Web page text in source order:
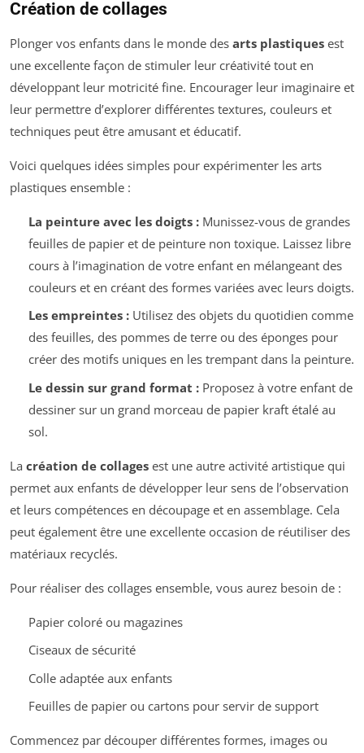
Création de collages
Plonger vos enfants dans le monde des arts plastiques est
une excellente façon de stimuler leur créativité tout en
développant leur motricité fine. Encourager leur imaginaire et
leur permettre d’explorer différentes textures, couleurs et
techniques peut être amusant et éducatif.
Voici quelques idées simples pour expérimenter les arts
plastiques ensemble :
La peinture avec les doigts :Munissez-vous de grandes
feuilles de papier et de peinture non toxique. Laissez libre
cours à l’imagination de votre enfant en mélangeant des
couleurs et en créant des formes variées avec leurs doigts.
Les empreintes :Utilisez des objets du quotidien comme
des feuilles, des pommes de terre ou des éponges pour
créer des motifs uniques en les trempant dans la peinture.
Le dessin sur grand format :Proposez à votre enfant de
dessiner sur un grand morceau de papier kraft étalé au
sol.
La création de collages est une autre activité artistique qui
permet aux enfants de développer leur sens de l’observation
et leurs compétences en découpage et en assemblage. Cela
peut également être une excellente occasion de réutiliser des
matériaux recyclés.
Pour réaliser des collages ensemble, vous aurez besoin de :
Papier coloré ou magazines
Ciseaux de sécurité
Colle adaptée aux enfants
Feuilles de papier ou cartons pour servir de support
Commencez par découper différentes formes, images ou